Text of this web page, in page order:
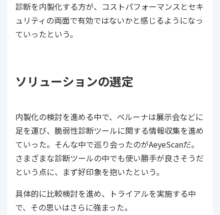
診断を内製化する方が、コストパフォーマンスとセキ
ュリティの両面で有効ではないかと感じるようになっ
ていったという。
ソリューションの選定
内製化の検討を進める中で、ベルーナは展示会などに
足を運び、脆弱性診断ツールに関する情報収集を進め
ていった。そんな中で巡り会ったのがAeyeScanだ。
さまざまな診断ツールの中でも使い勝手が良さそうだ
という点に、まず好印象を抱いたという。
具体的に比較検討を進め、トライアルを実施する中
で、その思いはさらに強まった。